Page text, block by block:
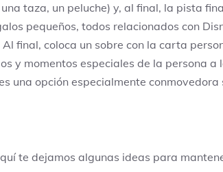
taza, un peluche) y, al final, la pista
pequeños, todos relacionados con
final, coloca un sobre con la carta
y momentos especiales de la persona
una opción especialmente
te dejamos algunas ideas para